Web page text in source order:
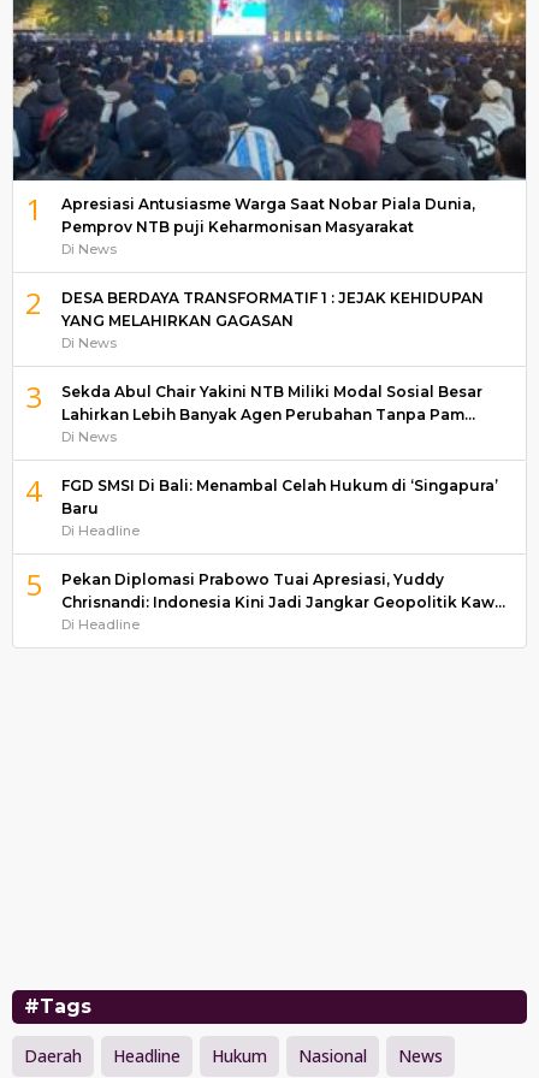
1
Apresiasi Antusiasme Warga Saat Nobar Piala Dunia,
Pemprov NTB puji Keharmonisan Masyarakat
Di News
2
DESA BERDAYA TRANSFORMATIF 1 : JEJAK KEHIDUPAN
YANG MELAHIRKAN GAGASAN
Di News
3
Sekda Abul Chair Yakini NTB Miliki Modal Sosial Besar
Lahirkan Lebih Banyak Agen Perubahan Tanpa Pam…
Di News
4
FGD SMSI Di Bali: Menambal Celah Hukum di ‘Singapura’
Baru
Di Headline
5
Pekan Diplomasi Prabowo Tuai Apresiasi, Yuddy
Chrisnandi: Indonesia Kini Jadi Jangkar Geopolitik Kaw…
Di Headline
#Tags
Daerah Headline Hukum Nasional News